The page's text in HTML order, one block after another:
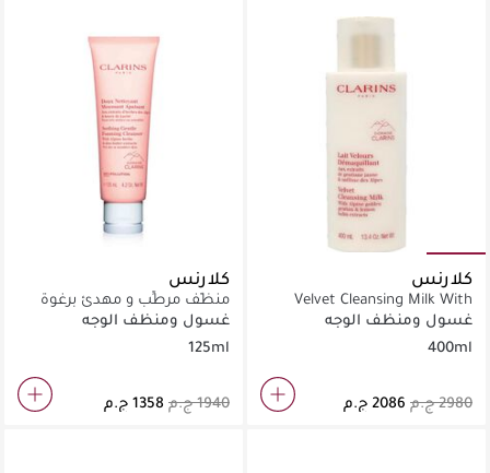
كلارنس
Velvet Cleansing Milk With
Alpine Golden Gentian & Lemon
Balm Extracts 400 ml
غسول ومنظف الوجه
400ml
كلارنس
منظّف مرطِّب و مهدئ برغوة
لطيفة 125مل
غسول ومنظف الوجه
125ml